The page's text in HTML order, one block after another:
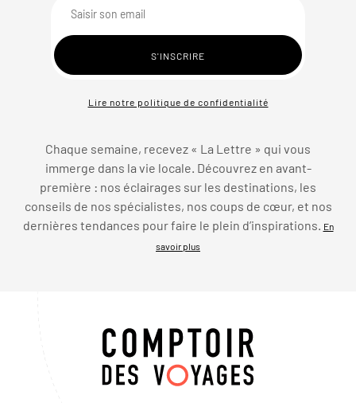
Lire notre politique de confidentialité
Chaque semaine, recevez « La Lettre » qui vous
immerge dans la vie locale. Découvrez en avant-
première : nos éclairages sur les destinations, les
conseils de nos spécialistes, nos coups de cœur, et nos
dernières tendances pour faire le plein d’inspirations.
En
savoir plus